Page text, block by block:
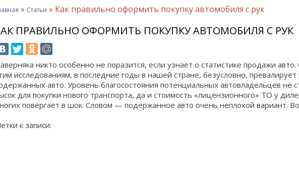
» Статьи » Как правильно оформить покупку автомобиля с рук
ПРАВИЛЬНО ОФОРМИТЬ ПОКУПКУ АВТОМОБИЛЯ С РУК
никто особенно не поразится, если узнает о статистике продажи авто.
исследованиям, в последние годы в нашей стране, безусловно,
авто. Уровень благосостояния потенциальных автовладельцев не
для покупки нового транспорта, да и стоимость «лицензионного» ТО у
повергает в шок. Словом — подержанное авто очень неплохой вариант.
к записи: